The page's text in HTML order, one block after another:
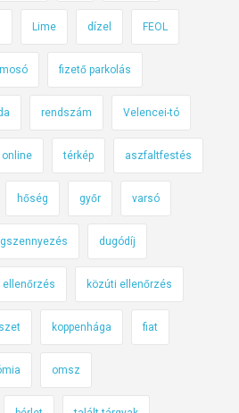
Lime dízel FEOL
fizető parkolás
rendszám Velencei-tó
online térkép aszfaltfestés
hőség győr varsó
dugódíj
ellenőrzés közúti ellenőrzés
koppenhága fiat
omsz